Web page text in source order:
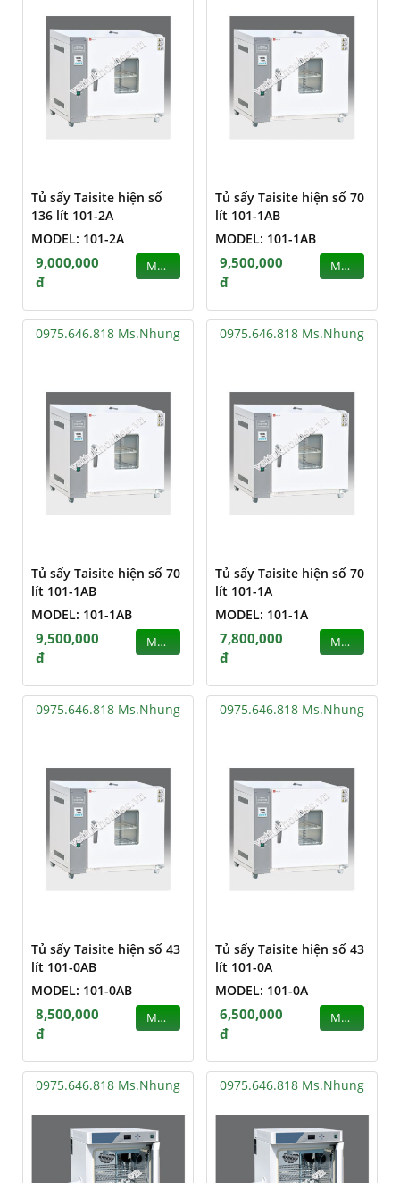
Tủ sấy Taisite hiện số
136 lít 101-2A
MODEL: 101-2A
9,000,000
đ
MUA
Tủ sấy Taisite hiện số 70
lít 101-1AB
MODEL: 101-1AB
9,500,000
đ
MUA
0975.646.818 Ms.Nhung
Tủ sấy Taisite hiện số 70
lít 101-1AB
MODEL: 101-1AB
9,500,000
đ
MUA
0975.646.818 Ms.Nhung
Tủ sấy Taisite hiện số 70
lít 101-1A
MODEL: 101-1A
7,800,000
đ
MUA
0975.646.818 Ms.Nhung
Tủ sấy Taisite hiện số 43
lít 101-0AB
MODEL: 101-0AB
8,500,000
đ
MUA
0975.646.818 Ms.Nhung
Tủ sấy Taisite hiện số 43
lít 101-0A
MODEL: 101-0A
6,500,000
đ
MUA
0975.646.818 Ms.Nhung 0975.646.818 Ms.Nhung